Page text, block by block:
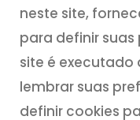
neste site,
para definir
site é executado
lembrar suas
definir cookies